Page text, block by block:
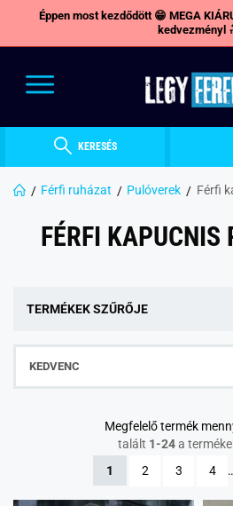
Éppen most kezdődött 😁 MEGA
kedvezményl
KERESÉS
Férfi ruházat Pulóverek Férfi
FÉRFI KAPUCNIS
TERMÉKEK SZŰRŐJE
KEDVENC
Megfelelő termék
talált 1-24a
1
2 3 4